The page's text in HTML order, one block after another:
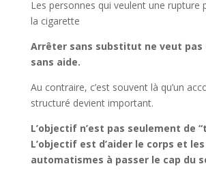
Les personnes qui veulent une rupture
la cigarette
Arrêter sans substitut ne veut
sans aide.
Au contraire, c’est souvent là qu’un
structuré devient important.
L’objectif n’est pas seulement de
L’objectif est d’aider le corps et les
automatismes à passer le cap du